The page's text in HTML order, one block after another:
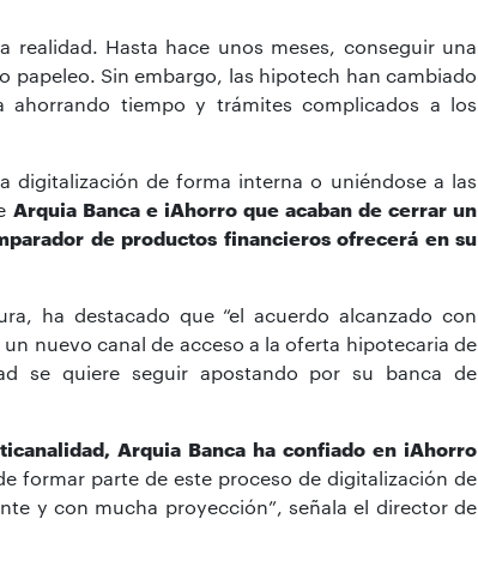
Hasta hace unos meses, conseguir una
papeleo. Sin embargo, las hipotech han cambiado
tiempo y trámites complicados a los
digitalización de forma interna o uniéndose a las
Arquia Banca e iAhorro que acaban de cerrar un
de productos financieros ofrecerá en su
ha destacado que “el acuerdo alcanzado con
nuevo canal de acceso a la oferta hipotecaria de
se quiere seguir apostando por su banca de
Arquia Banca ha confiado en iAhorro
formar parte de este proceso de digitalización de
y con mucha proyección”, señala el director de